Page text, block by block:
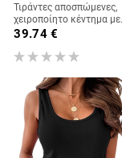
Τιράντες αποσπώμενες,
χειροποίητο κέντημα με
λουλούδια και χάντρες,
ενίσχυση, ρετρό στυλ,
κόψιμος, πολυεστέρας
39.74€